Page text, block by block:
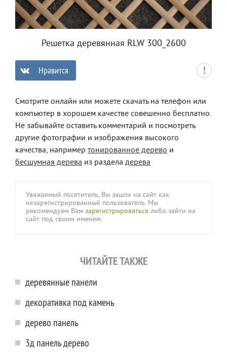
Решетка деревянная RLW 300_2600
Нравится
Смотрите онлайн или можете скачать на телефон или
компьютер в хорошем качестве совешенно бесплатно.
Не забывайте оставить комментарий и посмотреть
другие фотографии и изображения высокого
качества, например тонированное дерево и
бесшумная дерева из раздела дерева
Уважаемый посетитель, Вы зашли на сайт как
незарегистрированный пользователь. Мы
рекомендуем Вам зарегистрироваться либо зайти на
сайт под своим именем.
ЧИТАЙТЕ ТАКЖЕ
деревянные панели
декоративка под камень
дерево панель
3д панель дерево